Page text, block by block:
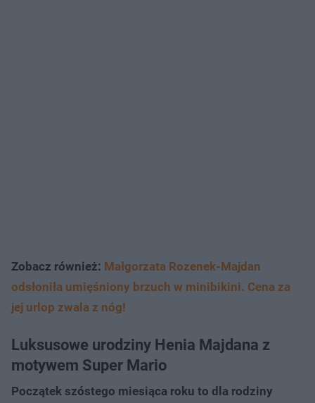
Zobacz również: Małgorzata Rozenek-Majdan
odsłoniła umięśniony brzuch w minibikini. Cena za
jej urlop zwala z nóg!
Luksusowe urodziny Henia Majdana z
motywem Super Mario
Początek szóstego miesiąca roku to dla rodziny